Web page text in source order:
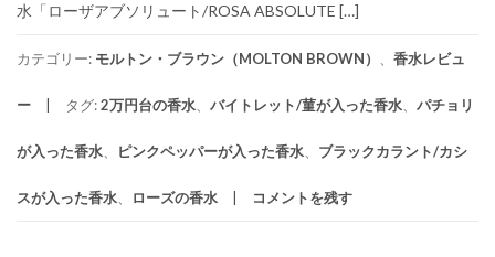
水「ローザアブソリュート/ROSA ABSOLUTE […]
カテゴリー: モルトン・ブラウン（MOLTON BROWN） 、 香水レビュ
ー タグ:2万円台の香水、 バイトレット/菫が入った香水、 パチョリ
が入った香水、 ピンクペッパーが入った香水、 ブラックカラント/カシ
スが入った香水、 ローズの香水 コメントを残す